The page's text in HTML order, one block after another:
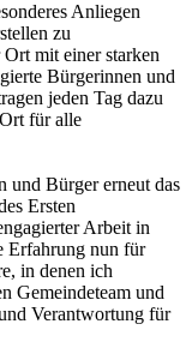
Anliegen
zu
mit einer starken
Bürgerinnen und
jeden Tag dazu
für alle
und Bürger erneut das
Ersten
Arbeit in
Erfahrung nun für
in denen ich
Gemeindeteam und
Verantwortung für